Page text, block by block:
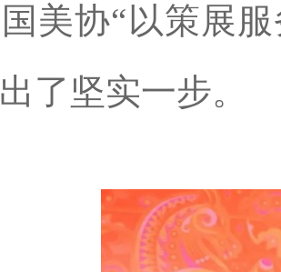
美协“以策展
了坚实一步。